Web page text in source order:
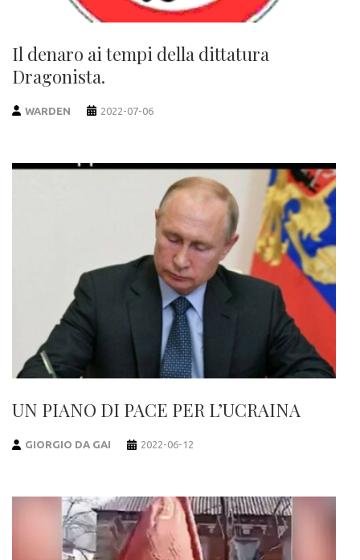
Il denaro ai tempi della dittatura
Dragonista.
WARDEN 2022-07-06
UN PIANO DI PACE PER L’UCRAINA
GIORGIO DA GAI 2022-06-12